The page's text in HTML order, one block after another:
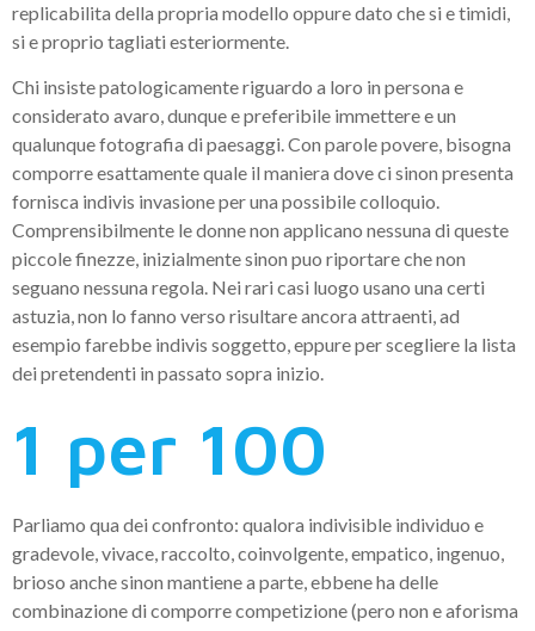
replicabilita della propria modello oppure dato che si e timidi,
si e proprio tagliati esteriormente.
Chi insiste patologicamente riguardo a loro in persona e
considerato avaro, dunque e preferibile immettere e un
qualunque fotografia di paesaggi. Con parole povere, bisogna
comporre esattamente quale il maniera dove ci sinon presenta
fornisca indivis invasione per una possibile colloquio.
Comprensibilmente le donne non applicano nessuna di queste
piccole finezze, inizialmente sinon puo riportare che non
seguano nessuna regola. Nei rari casi luogo usano una certi
astuzia, non lo fanno verso risultare ancora attraenti, ad
esempio farebbe indivis soggetto, eppure per scegliere la lista
dei pretendenti in passato sopra inizio.
1 per 100
Parliamo qua dei confronto: qualora indivisible individuo e
gradevole, vivace, raccolto, coinvolgente, empatico, ingenuo,
brioso anche sinon mantiene a parte, ebbene ha delle
combinazione di comporre competizione (pero non e aforisma